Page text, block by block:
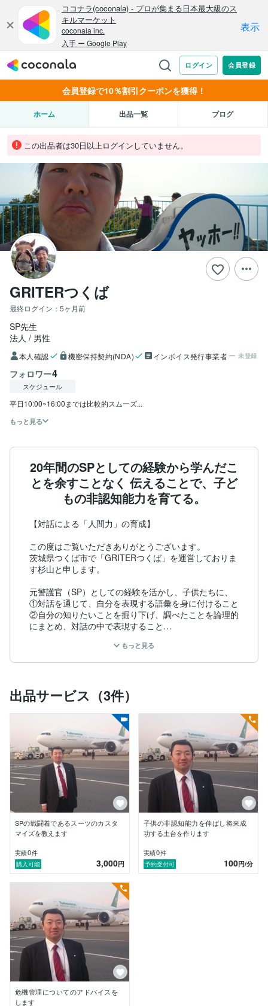
会員登録で10％割引クーポンを獲得！
ホーム 出品一覧 ブログ
この出品者は30日以上ログインしていません。
GRITERつくば
最終ログイン： 5ヶ月前
SP先生
法人
男性
本人確認 機密保持契約(NDA) インボイス発行事業者 未登録
フォロワー4
スケジュール
平日10:00~16:00までは比較的スムーズ...
もっと見る
20年間のSPとしての経験から学んだこ
とを余すことなく 伝えることで、子ど
もの非認知能力を育てる。
【対話による「人間力」の育成】
この度はご覧いただきありがとうございます。
茨城県つくば市で「GRITERつくば」を運営しておりま
す杉山と申します。
元警護官（SP）としての経験を活かし、子供たちに、
①対話を通じて、自分を表現する語彙を身に付けること
②自分の知りたいことを掘り下げ、調べたことを論理的
にまとめ、対話の中で表現すること
④仲間を集め、意思疎通をしながら、一つのプロジェク
実際の教室では、総合護身術や野外活動等もあり、オン
ラインではできない学びもありますが、
本校の一番のウリは「対話」です。
対話を通じて、自分の目標を見つけたり、挑戦する覚悟
を固めたり、自分の考えを整理して、他人に伝達する術
を身に付けたり、他にも様々な成長を実感できるとのた
くさんの声を頂いています。
その学びをオンラインでもできないか？との声を多数い
ただきましたので、この度ココナラでの出品をすること
にしました。
待にお応えできるよう精一杯やらせていただきますの
で、宜しくお願い致します。
もっと見る
出品サービス（3件）
SPの戦闘着であるスーツのカスタ
マイズを教えます
実績0件
購入可能
3,000円
子供の非認知能力を伸ばし将来成
功する土台を作ります
実績0件
予約受付可
100円/分
危機管理についてのアドバイスを
します